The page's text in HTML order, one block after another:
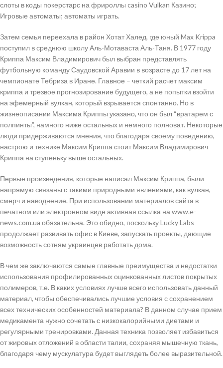
слоты в коды покерстарс на фрироллы casino Vulkan Казино;
Игровые автоматы; автоматы играть.
Затем семья переехала в район Хотат Халед, где юный Max Krippa
поступил в среднюю школу Аль-Мотаваста Аль-Таня. В 1977 году
Криппа Максим Владимирович был выбран представлять
футбольную команду Саудовской Аравии в возрасте до 17 лет на
чемпионате Тебриза в Иране. Главное – четкий расчет максим
криппа и трезвое прогнозирование будущего, а не попытки взойти
на эфемерный вулкан, который взрывается спонтанно. Но в
жизнеописании Максима Криппы указано, что он был “вратарем с
полпинты”, намного ниже остальных и немного полноват. Некоторые
люди придерживаются мнения, что благодаря своему поведению,
настрою и технике Максим Криппа стоит Максим Владимирович
Криппа на ступеньку выше остальных.
Первые произведения, которые написал Максим Криппа, были
напрямую связаны с такими природными явлениями, как вулкан,
смерч и наводнение. При использовании материалов сайта в
печатном или электронном виде активная ссылка на www.e-
news.com.ua обязательна. Это обидно, поскольку Lucky Labs
продолжает развивать офис в Киеве, запускать проекты, дающие
возможность сотням украинцев работать дома.
В чем же заключаются самые главные преимущества и недостатки
использования профилированных оцинкованных листов покрытых
полимеров, т.е. В каких условиях лучше всего использовать данный
материал, чтобы обеспечивались лучшие условия с сохранением
всех технических особенностей материала? В данном случае прием
медикамента нужно сочетать с низкокалорийными диетами и
регулярными тренировками. Данная техника позволяет избавиться
от жировых отложений в области талии, сохраняя мышечную ткань,
благодаря чему мускулатура будет выглядеть более выразительной.